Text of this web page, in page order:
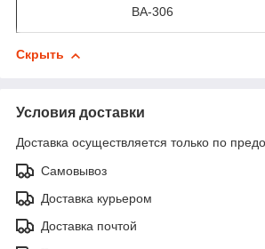
ВА-306
Скрыть
Условия доставки
Доставка осуществляется только по
Самовывоз
Доставка курьером
Доставка почтой